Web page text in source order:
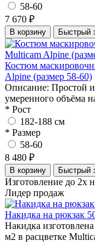
58-60
7 670 ₽
В корзину Быстрый
Костюм
Alpine (размер 58-60)
Описание: Простой
умеренного объёма
* Рост
182-188 см
* Размер
58-60
8 480 ₽
В корзину Быстрый
Изготовление до 2х
Лидер продаж
Накидка на рюкзак
Накидка
м2 в расцветке